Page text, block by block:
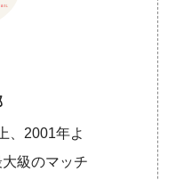
、2001年よ
級のマッチ